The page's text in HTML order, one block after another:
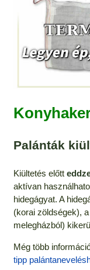
Palánták
Kiültetés előtt
aktívan
hidegágyat. A
(korai zöldségek),
melegházból)
Még több
tipp